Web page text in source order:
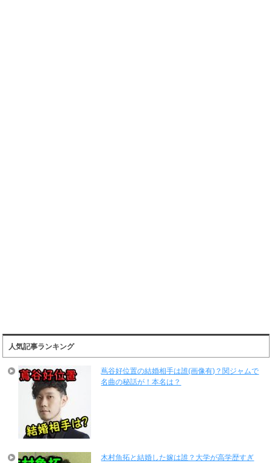
人気記事ランキング
蔦谷好位置の結婚相手は誰(画像有)？関ジャムで
名曲の秘話が！本名は？
木村魚拓と結婚した嫁は誰？大学が高学歴すぎ